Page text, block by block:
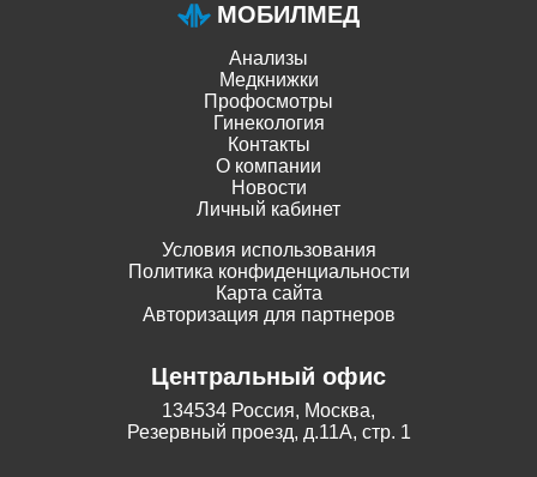
МОБИЛМЕД
Анализы
Медкнижки
Профосмотры
Гинекология
Контакты
О компании
Новости
Личный кабинет
Условия использования
Политика конфиденциальности
Карта сайта
Авторизация для партнеров
Центральный офис
134534 Россия, Москва,
Резервный проезд, д.11А, стр. 1